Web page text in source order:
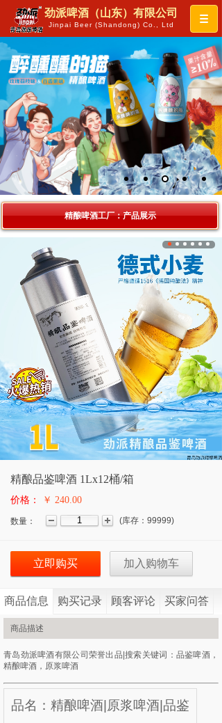
劲派啤酒（山东）有限公司
Jinpai Beer (Shandong) Co., Ltd
精酿啤酒工厂：产品展示
精酿品鉴啤酒 1Lx12桶/箱
价格： ￥ 240.00
数量： (库存： 99999)
立即购买 加入购物车
商品信息 购买记录 顾客评论 买家问答
商品描述
青岛劲派啤酒有限公司荣誉出品|搜索关键词：品鉴啤酒，
精酿啤酒，原浆啤酒
品名：精酿啤酒|原浆啤酒|品鉴